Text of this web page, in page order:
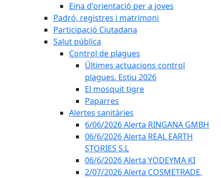
Eina d'orientació per a joves
Padró, registres i matrimoni
Participació Ciutadana
Salut pública
Control de plagues
Últimes actuacions control
plagues. Estiu 2026
El mosquit tigre
Paparres
Alertes sanitàries
6/06/2026 Alerta RINGANA GMBH
06/6/2026 Alerta REAL EARTH
STORIES S.L
06/6/2026 Alerta YODEYMA KI
2/07/2026 Alerta COSMETRADE,